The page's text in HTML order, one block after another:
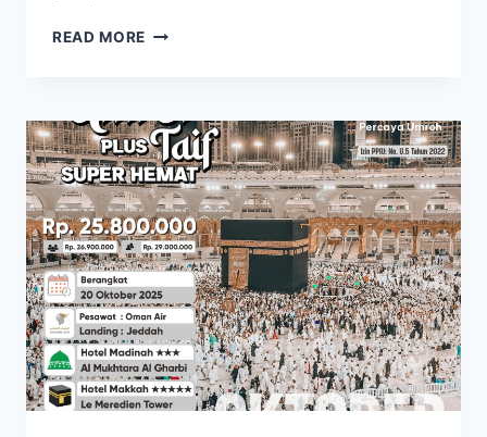
READ MORE UMROH
UMROH
PLUS
TAIF
SUPER
HEMAT